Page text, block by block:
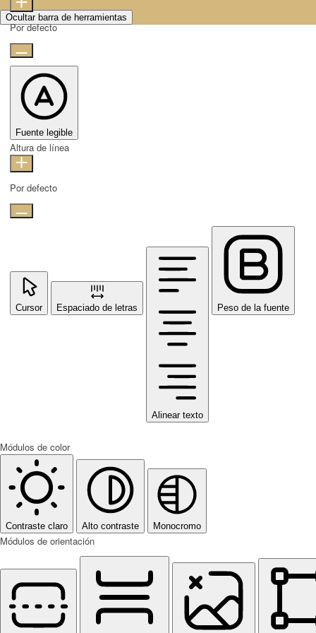
Ocultar barra de herramientas
Por defecto
Fuente legible
Altura de línea
Por defecto
Cursor Espaciado de letras
Alinear texto
Peso de la fuente
Módulos de color
Contraste claro Alto contraste Monocromo
Módulos de orientación